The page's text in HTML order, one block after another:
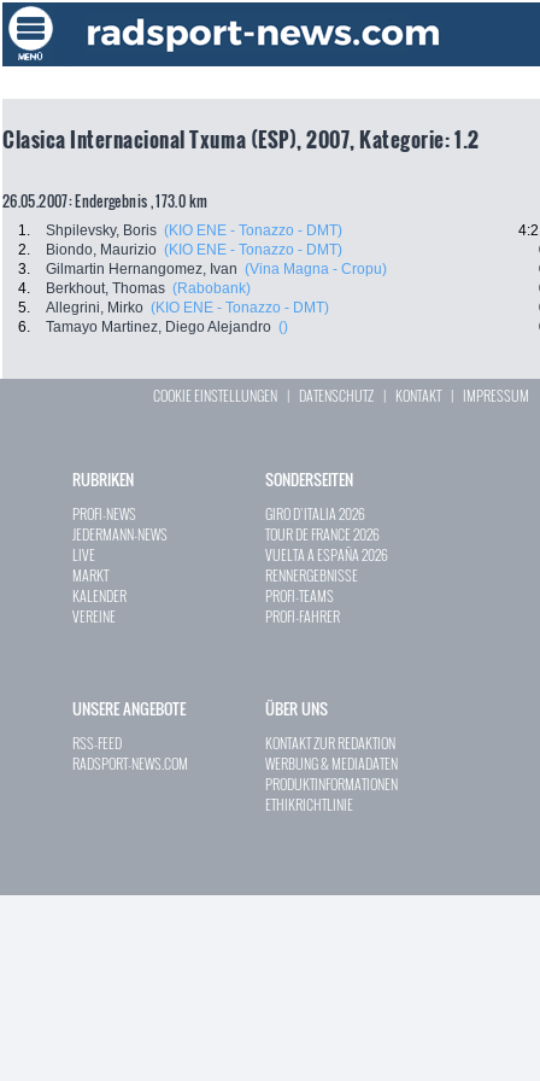
Clasica Internacional Txuma (ESP), 2007, Kategorie: 1.2
26.05.2007: Endergebnis , 173.0 km
1. Shpilevsky, Boris (KIO ENE - Tonazzo - DMT)
2.
Biondo, Maurizio (KIO ENE - Tonazzo - DMT)
3.
Gilmartin Hernangomez, Ivan (Vina Magna - Cropu)
4.
Berkhout, Thomas (Rabobank)
5.
Allegrini, Mirko (KIO ENE - Tonazzo - DMT)
6.
Tamayo Martinez, Diego Alejandro ()
COOKIE EINSTELLUNGEN | DATENSCHUTZ | KONTAKT| IMPRESSUM
RUBRIKEN
PROFI-NEWS
JEDERMANN-NEWS
LIVE
MARKT
KALENDER
VEREINE
SONDERSEITEN
GIRO D`ITALIA 2026
TOUR DE FRANCE 2026
VUELTA A ESPAÑA 2026
RENNERGEBNISSE
PROFI-TEAMS
PROFI-FAHRER
UNSERE ANGEBOTE
RSS-FEED
RADSPORT-NEWS.COM
ÜBER UNS
KONTAKT ZUR REDAKTION
WERBUNG & MEDIADATEN
PRODUKTINFORMATIONEN
ETHIKRICHTLINIE